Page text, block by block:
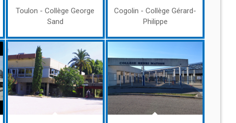
Toulon - Collège George
Sand
Cogolin - Collège Gérard-
Philippe